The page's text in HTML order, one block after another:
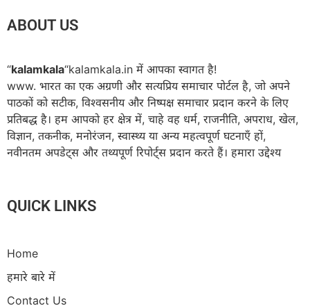
ABOUT US
“kalamkala“kalamkala.in में आपका स्वागत है!
www. भारत का एक अग्रणी और सत्यप्रिय समाचार पोर्टल है, जो अपने
पाठकों को सटीक, विश्वसनीय और निष्पक्ष समाचार प्रदान करने के लिए
प्रतिबद्ध है। हम आपको हर क्षेत्र में, चाहे वह धर्म, राजनीति, अपराध, खेल,
विज्ञान, तकनीक, मनोरंजन, स्वास्थ्य या अन्य महत्वपूर्ण घटनाएँ हों,
नवीनतम अपडेट्स और तथ्यपूर्ण रिपोर्ट्स प्रदान करते हैं। हमारा उद्देश्य
QUICK LINKS
Home
हमारे बारे में
Contact Us